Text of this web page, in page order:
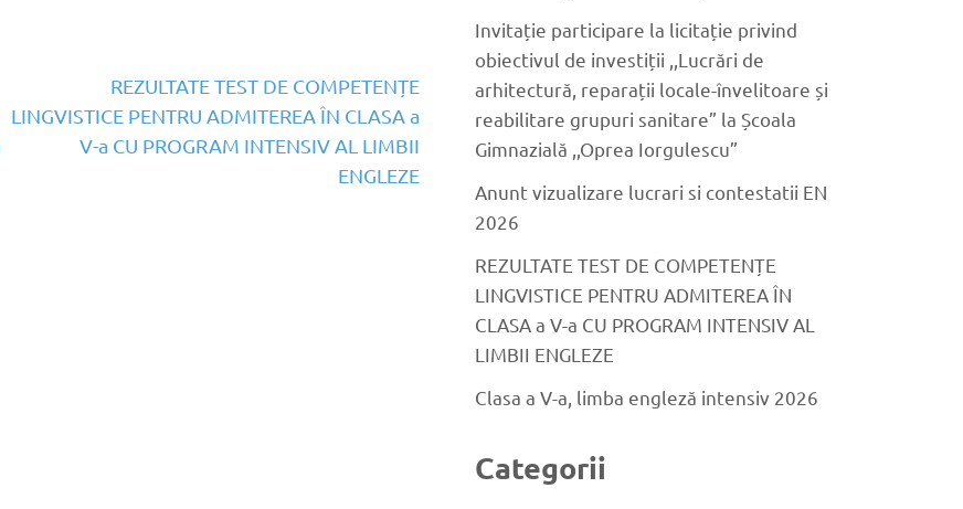
REZULTATE TEST DE COMPETENȚE
LINGVISTICE PENTRU ADMITEREA ÎN CLASA a
V-a CU PROGRAM INTENSIV AL LIMBII
ENGLEZE
Invitație participare la licitație privind
obiectivul de investiții ,,Lucrări de
arhitectură, reparații locale-învelitoare și
reabilitare grupuri sanitare” la Școala
Gimnazială ,,Oprea Iorgulescu”
Anunt vizualizare lucrari si contestatii EN
2026
REZULTATE TEST DE COMPETENȚE
LINGVISTICE PENTRU ADMITEREA ÎN
CLASA a V-a CU PROGRAM INTENSIV AL
LIMBII ENGLEZE
Clasa a V-a, limba engleză intensiv 2026
Categorii